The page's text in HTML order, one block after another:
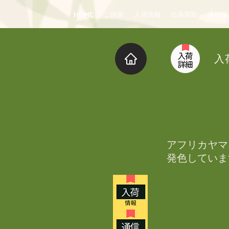
HOME ご挨拶 入荷情報 出張買取 通信
入
アフリカヤ
発色していま